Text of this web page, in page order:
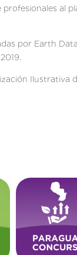
al
por Earth Data
Ilustrativa